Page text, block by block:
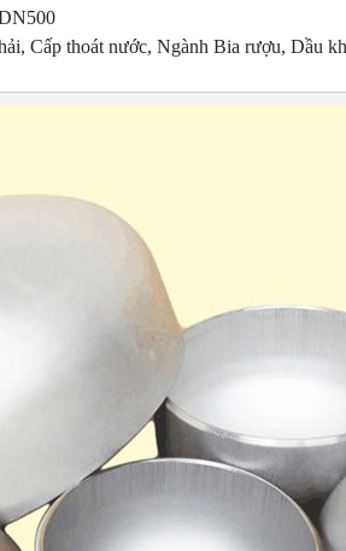
Cấp thoát nước, Ngành Bia rượu, Dầu